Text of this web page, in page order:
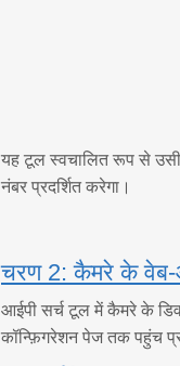
यह टूल स्वचालित रूप से उसी
नंबर प्रदर्शित करेगा।
चरण 2: कैमरे के वेब-
आईपी सर्च टूल में कैमरे के
कॉन्फ़िगरेशन पेज तक पहुंच